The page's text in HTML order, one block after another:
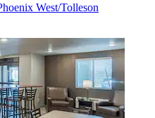
West/Tolleson